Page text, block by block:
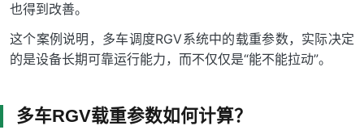
也得到改善。
这个案例说明，多车调度RGV系统中的载重参数，实际决定
的是设备长期可靠运行能力，而不仅仅是“能不能拉动”。
多车RGV载重参数如何计算？